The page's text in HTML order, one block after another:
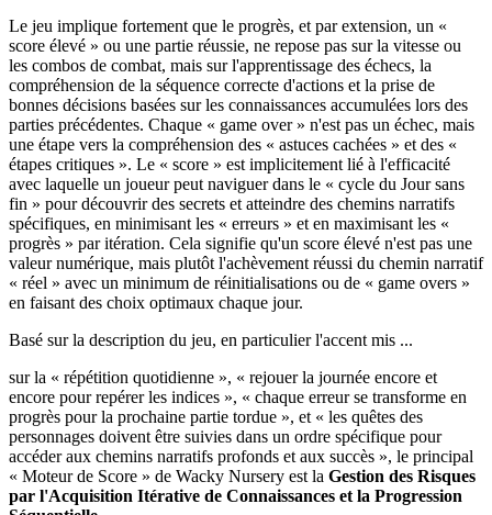
Le jeu implique fortement que le progrès, et par extension, un «
score élevé » ou une partie réussie, ne repose pas sur la vitesse ou
les combos de combat, mais sur l'apprentissage des échecs, la
compréhension de la séquence correcte d'actions et la prise de
bonnes décisions basées sur les connaissances accumulées lors des
parties précédentes. Chaque « game over » n'est pas un échec, mais
une étape vers la compréhension des « astuces cachées » et des «
étapes critiques ». Le « score » est implicitement lié à l'efficacité
avec laquelle un joueur peut naviguer dans le « cycle du Jour sans
fin » pour découvrir des secrets et atteindre des chemins narratifs
spécifiques, en minimisant les « erreurs » et en maximisant les «
progrès » par itération. Cela signifie qu'un score élevé n'est pas une
valeur numérique, mais plutôt l'achèvement réussi du chemin narratif
« réel » avec un minimum de réinitialisations ou de « game overs »
en faisant des choix optimaux chaque jour.
Basé sur la description du jeu, en particulier l'accent mis ...
sur la « répétition quotidienne », « rejouer la journée encore et
encore pour repérer les indices », « chaque erreur se transforme en
progrès pour la prochaine partie tordue », et « les quêtes des
personnages doivent être suivies dans un ordre spécifique pour
accéder aux chemins narratifs profonds et aux succès », le principal
« Moteur de Score » de Wacky Nursery est la Gestion des Risques
par l'Acquisition Itérative de Connaissances et la Progression